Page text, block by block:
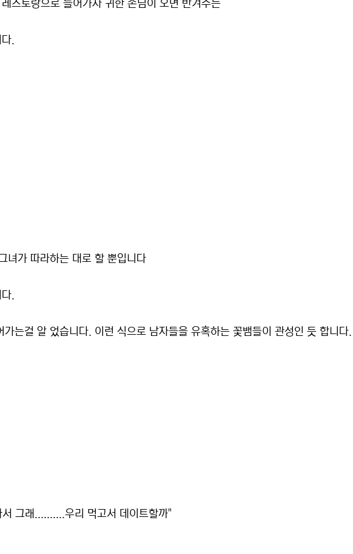
스토랑으로 들어가자 귀한 손님이 오면 반겨주는
.
녀가 따라하는 대로 할 뿐입니다
.
는걸 알 었습니다. 이런 식으로 남자들을 유혹하는 꽃뱀들이 관성인 듯 합니다.
그래..........우리 먹고서 데이트할까"